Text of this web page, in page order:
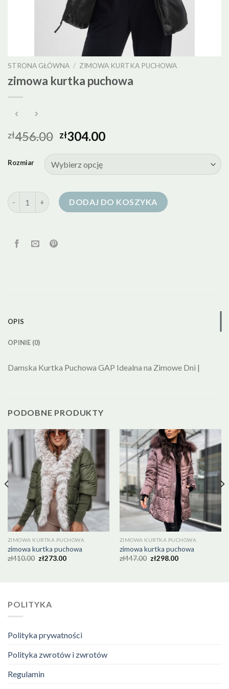
STRONA GŁÓWNA / ZIMOWA KURTKA PUCHOWA
zimowa kurtka puchowa
zł456.00 zł304.00
Rozmiar
ilość zimowa kurtka puchowaDODAJ DO KOSZYKA
OPIS
OPINIE (0)
Damska Kurtka Puchowa GAP Idealna na Zimowe Dni |
PODOBNE PRODUKTY
ZIMOWA KURTKA PUCHOWA
zimowa kurtka puchowa
zł410.00 zł273.00
ZIMOWA KURTKA PUCHOWA
zimowa kurtka puchowa
zł447.00 zł298.00
POLITYKA
Polityka prywatności
Polityka zwrotów i zwrotów
Regulamin